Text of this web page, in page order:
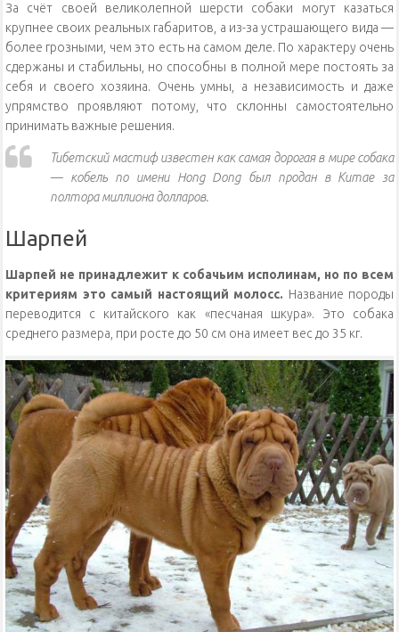
За счёт своей великолепной шерсти собаки могут казаться
крупнее своих реальных габаритов, а из-за устрашающего вида —
более грозными, чем это есть на самом деле. По характеру очень
сдержаны и стабильны, но способны в полной мере постоять за
себя и своего хозяина. Очень умны, а независимость и даже
упрямство проявляют потому, что склонны самостоятельно
принимать важные решения.
Тибетский мастиф известен как самая дорогая в мире собака
— кобель по имени Hong Dong был продан в Китае за
полтора миллиона долларов.
Шарпей
Шарпей не принадлежит к собачьим исполинам, но по всем
критериям это самый настоящий молосс. Название породы
переводится с китайского как «песчаная шкура». Это собака
среднего размера, при росте до 50 см она имеет вес до 35 кг.